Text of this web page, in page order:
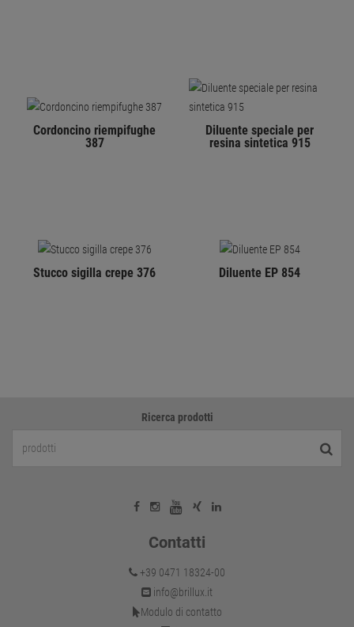
Cordoncino riempifughe
387
Diluente speciale per
resina sintetica 915
Stucco sigilla crepe 376 Diluente EP 854
Ricerca prodotti
Contatti
+39 0471 18324-00
info@brillux.it
Modulo di contatto